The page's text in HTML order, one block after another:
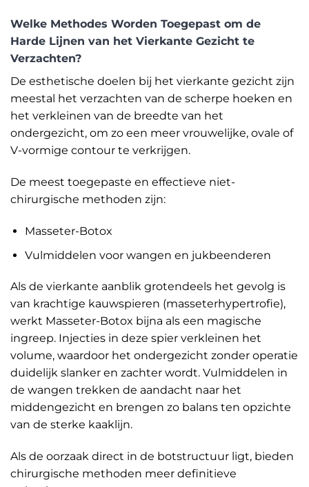
Welke Methodes Worden Toegepast om de
Harde Lijnen van het Vierkante Gezicht te
Verzachten?
De esthetische doelen bij het vierkante gezicht zijn
meestal het verzachten van de scherpe hoeken en
het verkleinen van de breedte van het
ondergezicht, om zo een meer vrouwelijke, ovale of
V-vormige contour te verkrijgen.
De meest toegepaste en effectieve niet-
chirurgische methoden zijn:
Masseter-Botox
Vulmiddelen voor wangen en jukbeenderen
Als de vierkante aanblik grotendeels het gevolg is
van krachtige kauwspieren (masseterhypertrofie),
werkt Masseter-Botox bijna als een magische
ingreep. Injecties in deze spier verkleinen het
volume, waardoor het ondergezicht zonder operatie
duidelijk slanker en zachter wordt. Vulmiddelen in
de wangen trekken de aandacht naar het
middengezicht en brengen zo balans ten opzichte
van de sterke kaaklijn.
Als de oorzaak direct in de botstructuur ligt, bieden
chirurgische methoden meer definitieve